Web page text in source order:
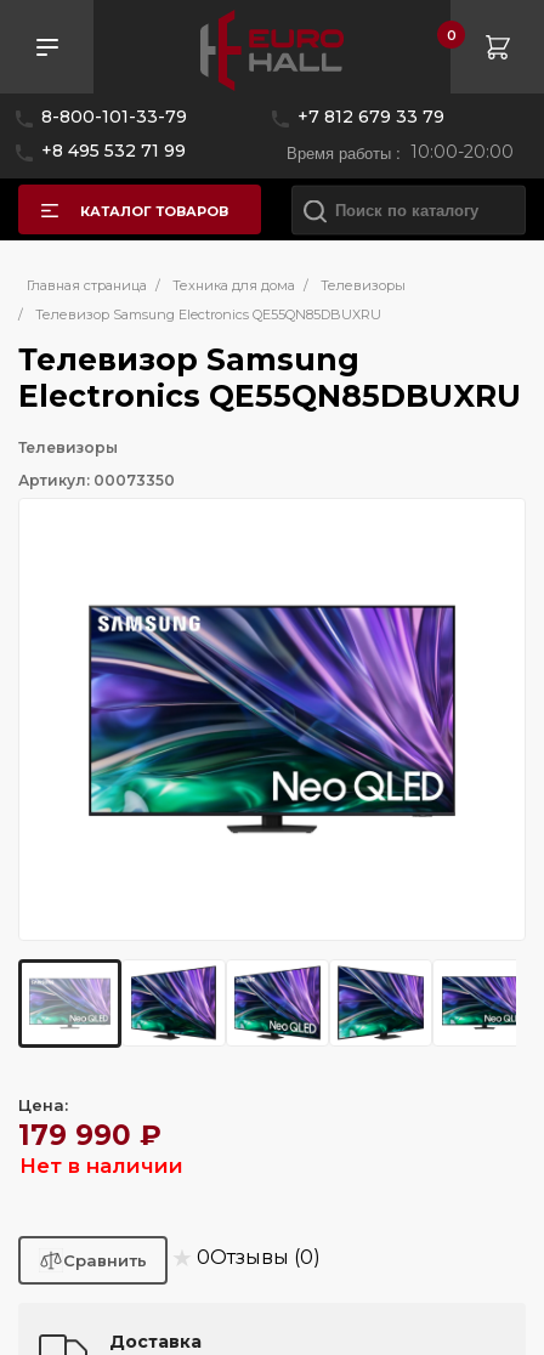
8-800-101-33-79
+7 812 679 33 79
+8 495 532 71 99
Время работы : 10:00-20:00
0
КАТАЛОГ ТОВАРОВ
Главная страница / Техника для дома /
Телевизоры
/
Телевизор Samsung Electronics QE55QN85DBUXRU
Телевизор Samsung
Electronics QE55QN85DBUXRU
Телевизоры
Артикул: 00073350
Цена:
179 990 ₽
Нет в наличии
★ 0Отзывы (0)
Доставка